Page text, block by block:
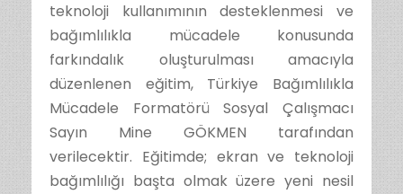
teknoloji kullanımının desteklenmesi ve
bağımlılıkla mücadele konusunda
farkındalık oluşturulması amacıyla
düzenlenen eğitim, Türkiye Bağımlılıkla
Mücadele Formatörü Sosyal Çalışmacı
Sayın Mine GÖKMEN tarafından
verilecektir. Eğitimde; ekran ve teknoloji
bağımlılığı başta olmak üzere yeni nesil